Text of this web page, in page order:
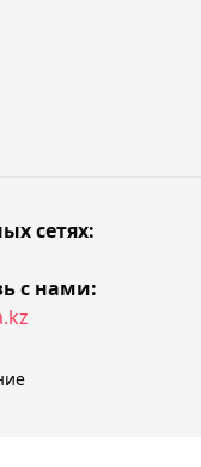
сетях:
с нами: